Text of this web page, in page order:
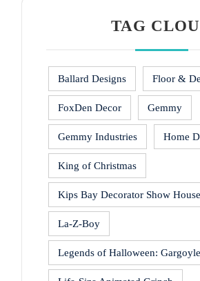
TAG
Ballard Designs Floor &
FoxDen Decor Gemmy
Gemmy Industries Home
King of Christmas
Kips Bay Decorator Show House
La-Z-Boy
Legends of Halloween: Gargoyle